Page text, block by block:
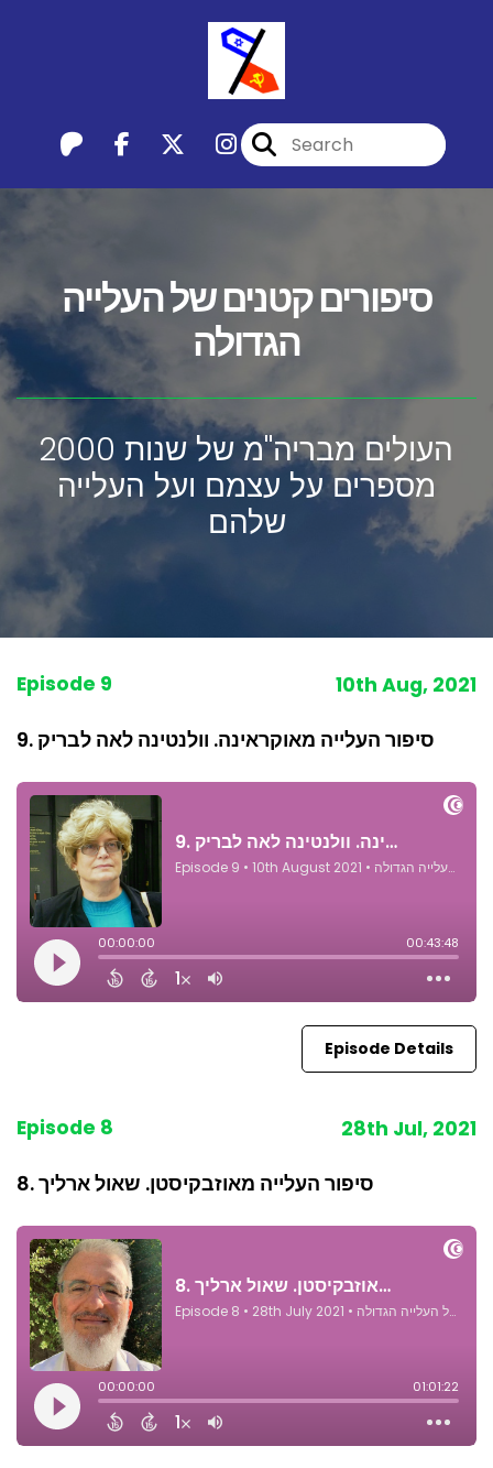
סיפורים קטנים של העלייה
הגדולה
העולים מבריה''מ של שנות 2000
מספרים על עצמם ועל העלייה
שלהם
Episode 9 10th Aug, 2021
9. סיפור העלייה מאוקראינה. וולנטינה לאה לבריק
Episode Details
Episode 8 28th Jul, 2021
8. סיפור העלייה מאוזבקיסטן. שאול ארליך